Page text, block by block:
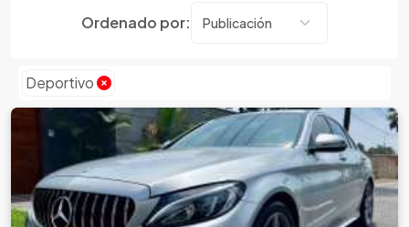
Ordenado por:
Deportivo